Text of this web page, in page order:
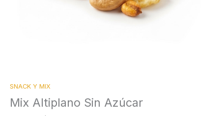
SNACK Y MIX
Mix Altiplano Sin Azúcar